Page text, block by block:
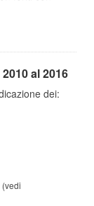
al 2016
dei:
(vedi